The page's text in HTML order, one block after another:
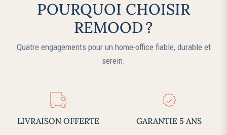
POURQUOI CHOISIR
REMOOD ?
Quatre engagements pour un home‑office fiable, durable et
serein.
LIVRAISON OFFERTE GARANTIE 5 ANS